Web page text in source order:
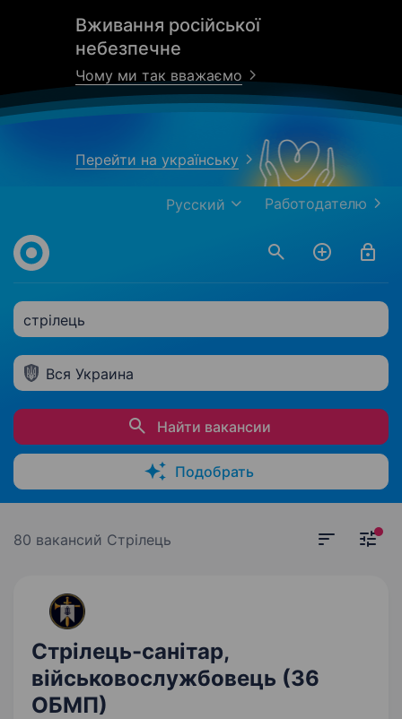
Вживання російської
небезпечне
Чому ми так вважаємо
Перейти на українську
Работодателю
Русский
стрілець
Вся Украина
Найти вакансии
Подобрать
80 вакансий Стрілець
Стрілець-санітар,
військовослужбовець (36
ОБМП)